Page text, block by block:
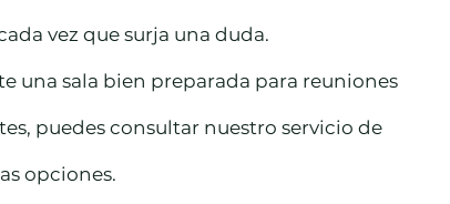
vez que surja una duda.
una sala bien preparada para reuniones
puedes consultar nuestro servicio de
opciones.